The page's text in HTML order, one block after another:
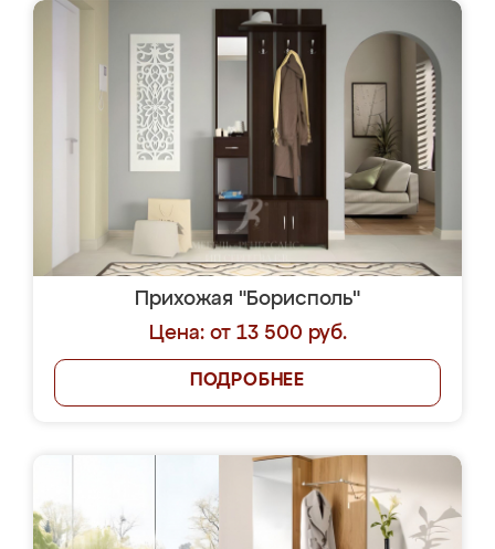
Прихожая "Борисполь"
Цена: от 13 500 руб.
ПОДРОБНЕЕ